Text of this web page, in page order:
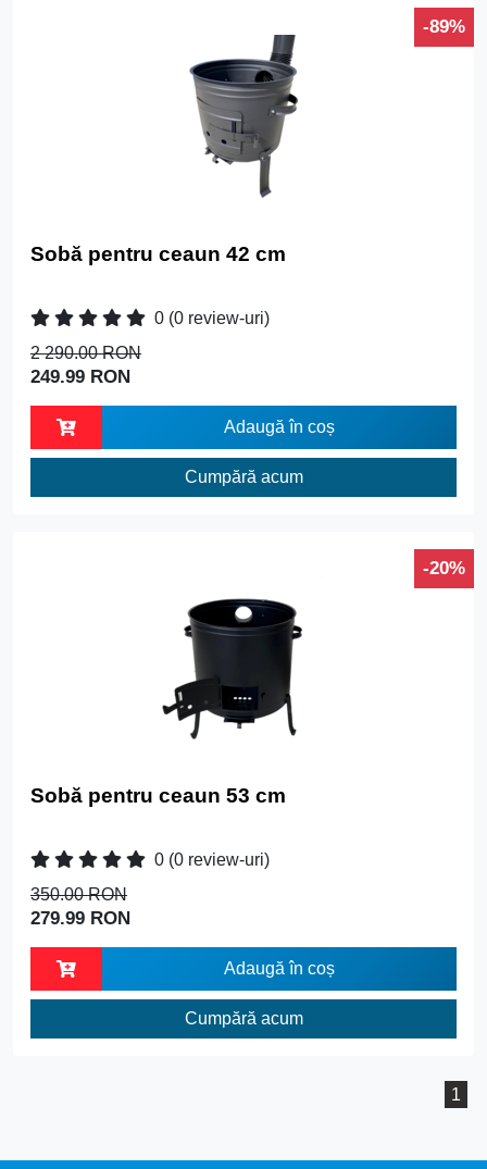
-89%
Sobă pentru ceaun 42 cm
0 (0 review-uri)
2 290.00 RON
249.99 RON
Adaugă în coș
Cumpără acum
-20%
Sobă pentru ceaun 53 cm
0 (0 review-uri)
350.00 RON
279.99 RON
Adaugă în coș
Cumpără acum
1